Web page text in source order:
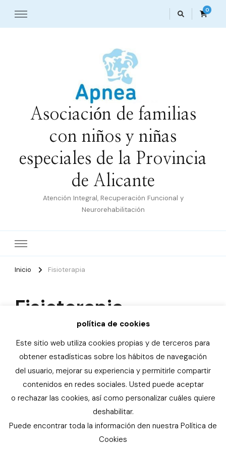
0
Asociación de familias
con niños y niñas
especiales de la Provincia
de Alicante
Atención Integral, Recuperación Funcional y
Neurorehabilitación
Inicio Fisioterapia
Fisioterapia
© Copyright 2026Asociación de familias con niños y
niñas especiales de la Provincia de Alicante . Todos los
derechos reservados. Elegant Fashion | Desarrollado por
Rara Themes
. Funciona con WordPress
Política de
política de cookies
Este sitio web utiliza cookies propias y de terceros para
obtener estadísticas sobre los hábitos de navegación
del usuario, mejorar su experiencia y permitirle compartir
contenidos en redes sociales. Usted puede aceptar
o rechazar las cookies, así como personalizar cuáles quiere
deshabilitar.
Puede encontrar toda la información den nuestra Política de
Cookies